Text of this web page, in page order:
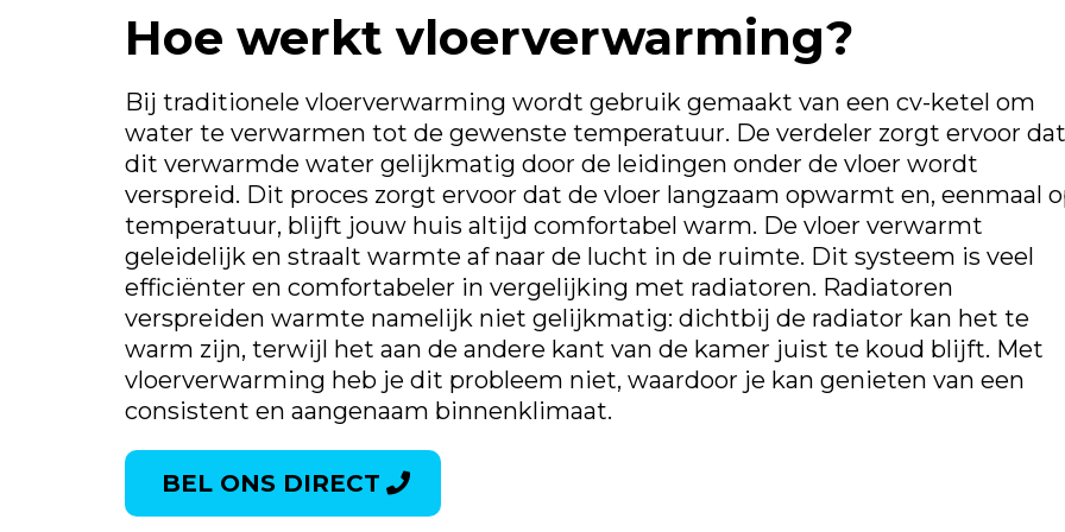
Hoe werkt vloerverwarming?
Bij traditionele vloerverwarming wordt gebruik gemaakt van een cv-ketel om
water te verwarmen tot de gewenste temperatuur. De verdeler zorgt ervoor dat
dit verwarmde water gelijkmatig door de leidingen onder de vloer wordt
verspreid. Dit proces zorgt ervoor dat de vloer langzaam opwarmt en, eenmaal
temperatuur, blijft jouw huis altijd comfortabel warm. De vloer verwarmt
geleidelijk en straalt warmte af naar de lucht in de ruimte. Dit systeem is veel
efficiënter en comfortabeler in vergelijking met radiatoren. Radiatoren
verspreiden warmte namelijk niet gelijkmatig: dichtbij de radiator kan het te
warm zijn, terwijl het aan de andere kant van de kamer juist te koud blijft. Met
vloerverwarming heb je dit probleem niet, waardoor je kan genieten van een
consistent en aangenaam binnenklimaat.
BEL ONS DIRECT